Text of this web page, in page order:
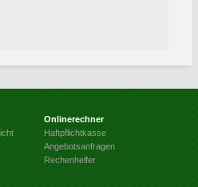
Onlinerechner
Haftpflichtkasse
Angebotsanfragen
Rechenhelfer